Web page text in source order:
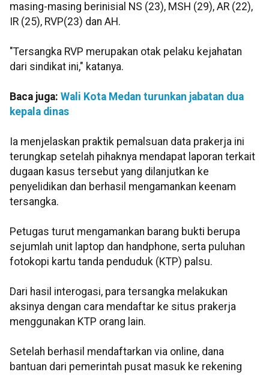
masing-masing berinisial NS (23), MSH (29), AR (22),
IR (25), RVP(23) dan AH.
"Tersangka RVP merupakan otak pelaku kejahatan
dari sindikat ini," katanya.
Baca juga: Wali Kota Medan turunkan jabatan dua
kepala dinas
Ia menjelaskan praktik pemalsuan data prakerja ini
terungkap setelah pihaknya mendapat laporan terkait
dugaan kasus tersebut yang dilanjutkan ke
penyelidikan dan berhasil mengamankan keenam
tersangka.
Petugas turut mengamankan barang bukti berupa
sejumlah unit laptop dan handphone, serta puluhan
fotokopi kartu tanda penduduk (KTP) palsu.
Dari hasil interogasi, para tersangka melakukan
aksinya dengan cara mendaftar ke situs prakerja
menggunakan KTP orang lain.
Setelah berhasil mendaftarkan via online, dana
bantuan dari pemerintah pusat masuk ke rekening